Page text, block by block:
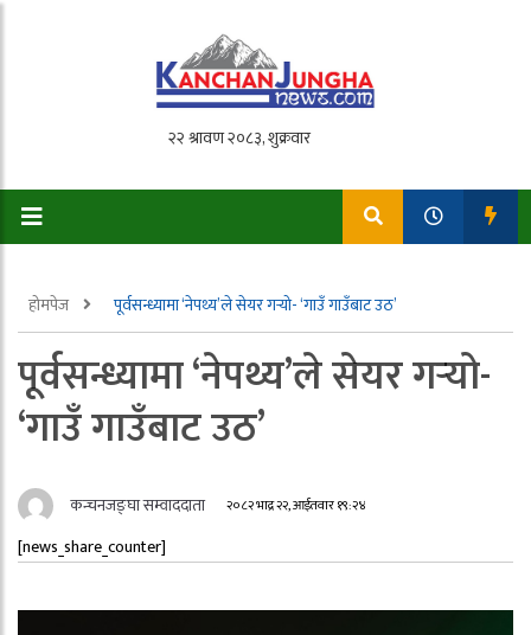
होमपेज पूर्वसन्ध्यामा ‘नेपथ्य’ले सेयर गर्‍यो- ‘गाउँ गाउँबाट उठ’
पूर्वसन्ध्यामा ‘नेपथ्य’ले सेयर गर्‍यो-
‘गाउँ गाउँबाट उठ’
कन्चनजङ्घा सम्वाददाता २०८२ भाद्र २२, आईतवार १९:२४
[news_share_counter]